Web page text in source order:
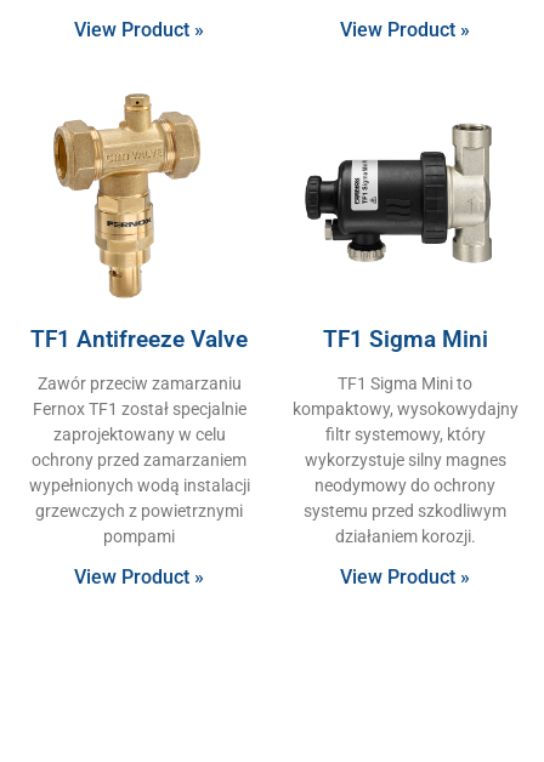
View Product » View Product »
TF1 Antifreeze Valve
Zawór przeciw zamarzaniu
Fernox TF1 został specjalnie
zaprojektowany w celu
ochrony przed zamarzaniem
wypełnionych wodą instalacji
grzewczych z powietrznymi
pompami
View Product »
TF1 Sigma Mini
TF1 Sigma Mini to
kompaktowy, wysokowydajny
filtr systemowy, który
wykorzystuje silny magnes
neodymowy do ochrony
systemu przed szkodliwym
działaniem korozji.
View Product »